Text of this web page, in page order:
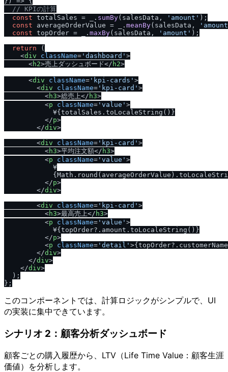
// KPIの計算
const totalSales = _. sumBy(salesData, 'amount' );
const averageOrderValue = _. meanBy(salesData,
const topOrder = _. maxBy(salesData, 'amount' );
return (
<div className= 'dashboard' >
<h2>売上ダッシュボード</ h2>
<div className= 'kpi-cards' >
<div className= 'kpi-card' >
<h3>総売上</ h3>
<p className= 'value' >
            ¥{totalSales.toLocaleString()}
</p>
</div>
<div className= 'kpi-card' >
<h3>平均注文額</ h3>
<p className= 'value' >
            ¥
</p>
</div>
<div className= 'kpi-card' >
<h3>最高売上</ h3>
<p className= 'value' >
            ¥{topOrder?.amount.toLocaleString()}
</p>
<p className= 'detail' >
</div>
</div>
</div>
  );
このコンポーネントでは、計算ロジックがシンプルで、UI
の実装に集中できています。
シナリオ 2：顧客分析ダッシュボード
顧客ごとの購入履歴から、LTV（Life Time Value：顧客生涯
価値）を分析します。